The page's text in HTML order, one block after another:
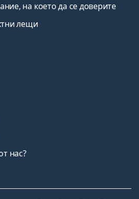
на което да се доверите
лещи
нас?